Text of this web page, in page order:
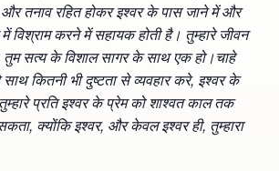
Jyotish and Devi
Yogananda Public Charitable Trust
तनाव रहित होकर इश्वर के पास जाने में और
विश्राम करने में सहायक होती है। तुम्हारे जीवन
तुम सत्य के विशाल सागर के साथ एक हो।चाहे
साथ कितनी भी दुष्टता से व्यवहार करे, इश्वर के
तुम्हारे प्रति इश्वर के प्रेम को शाश्वत काल तक
क्योंकि इश्वर, और केवल इश्वर ही, तुम्हारा